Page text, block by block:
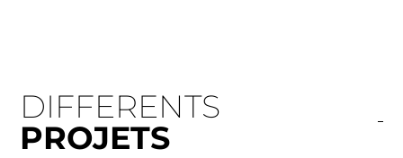
DIFFERENTS
PROJETS